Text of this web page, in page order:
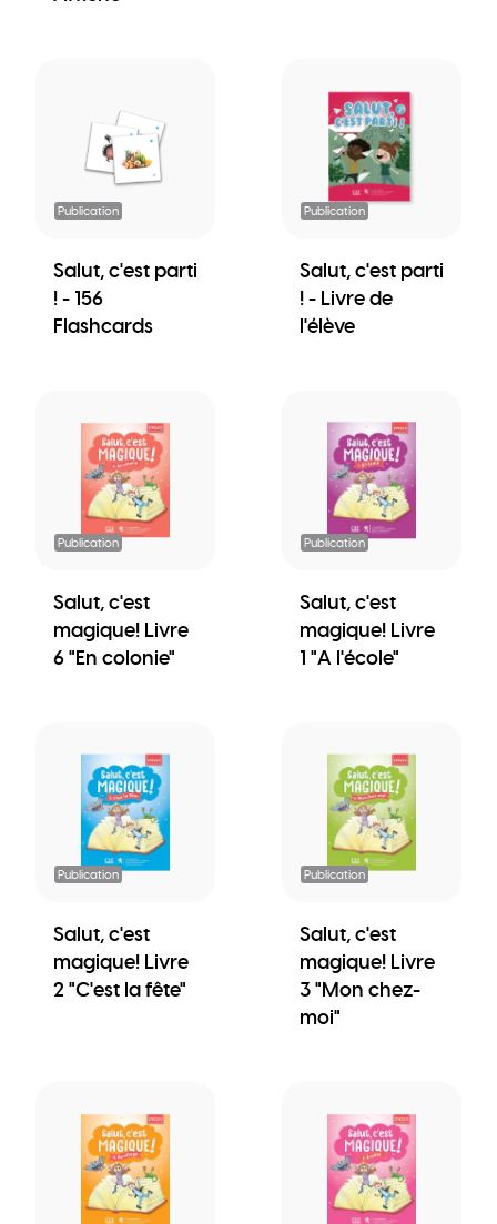
Publication
Salut, c'est parti
! - 156
Flashcards
Publication
Salut, c'est parti
! - Livre de
l'élève
Publication
Salut, c'est
magique! Livre
6 "En colonie"
Publication
Salut, c'est
magique! Livre
1 "A l'école"
Publication
Salut, c'est
magique! Livre
2 "C'est la fête"
Publication
Salut, c'est
magique! Livre
3 "Mon chez-
moi"